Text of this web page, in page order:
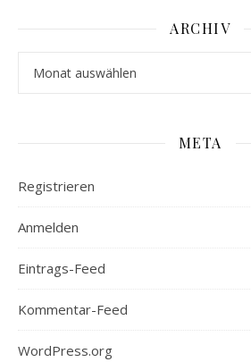
ARCHIV
META
Registrieren
Anmelden
Eintrags-Feed
Kommentar-Feed
WordPress.org